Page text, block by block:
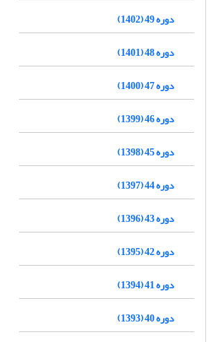
دوره 49 (1402)
دوره 48 (1401)
دوره 47 (1400)
دوره 46 (1399)
دوره 45 (1398)
دوره 44 (1397)
دوره 43 (1396)
دوره 42 (1395)
دوره 41 (1394)
دوره 40 (1393)